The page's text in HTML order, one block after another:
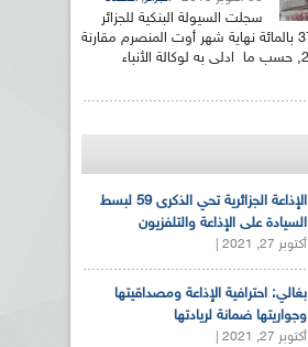
سجلت السيولة البنكية للجزائر
إرتفاع بـنسبة 31ر37 بالمائة نهاية شهر أوت المنصرم مقارنة
بنهاية ديسمبر 2018, حسب ما ادلى به لوكالة الأنباء
الإذاعة الجزائرية تحي الذكرى 59 لبسط
السيادة على الإذاعة والتلفزيون
أكتوبر 27, 2021 |
بغالي: احترافية الإذاعة ومصداقيتها
وجواريتها ضمانة لريادتها
أكتوبر 27, 2021 |